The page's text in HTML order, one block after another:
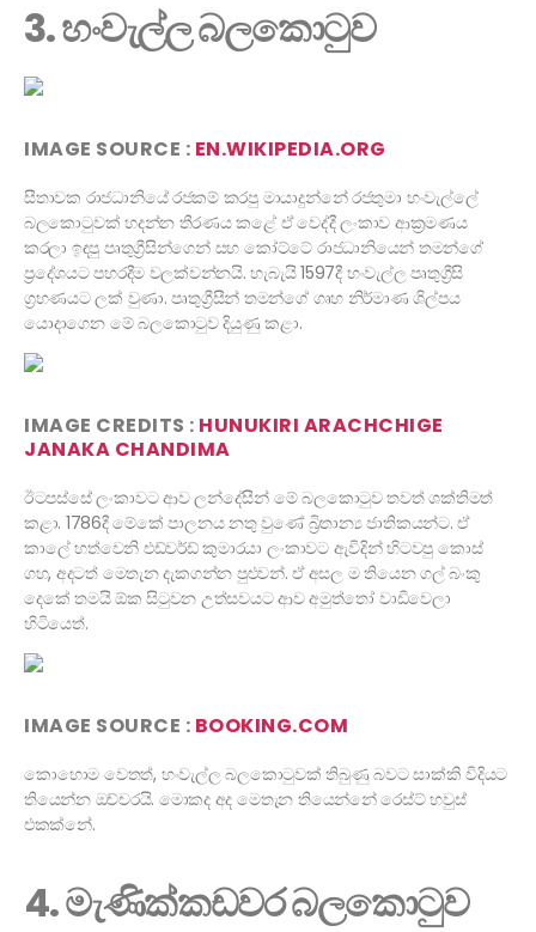
3. හංවැල්ල බලකොටුව
IMAGE SOURCE : EN.WIKIPEDIA.ORG
සීතාවක රාජධානියේ රජකම් කරපු මායාදුන්නේ රජතුමා හංවැල්ලේ
බලකොටුවක් හදන්න තීරණය කළේ ඒ වෙද්දී ලංකාව ආක්‍රමණය
කරලා ඉඳපු පෘතුග්‍රීසින්ගෙන් සහ කෝට්ටේ රාජධානියෙන් තමන්ගේ
ප්‍රදේශයට පහරදීම වලක්වන්නයි. හැබැයි 1597දී හංවැල්ල පෘතුග්‍රීසි
ග්‍රහණයට ලක් වුණා. පෘතුග්‍රීසීන් තමන්ගේ ගෘහ නිර්මාණ ශිල්පය
යොදාගෙන මේ බලකොටුව දියුණු කළා.
IMAGE CREDITS : HUNUKIRI ARACHCHIGE
JANAKA CHANDIMA
ඊටපස්සේ ලංකාවට ආව ලන්දේසීන් මේ බලකොටුව තවත් ශක්තිමත්
කළා. 1786දී මේකේ පාලනය නතු වුණේ බ්‍රිතාන්‍ය ජාතිකයන්ට. ඒ
කාලේ හත්වෙනි එඩ්වර්ඩ් කුමාරයා ලංකාවට ඇවිදින් හිටවපු කොස්
ගහ, අදටත් මෙතැන දැකගන්න පුළුවන්. ඒ අසල ම තියෙන ගල් බංකු
දෙකේ තමයි ඕක සිටුවන උත්සවයට ආව අමුත්තෝ වාඩිවෙලා
හිටියෙත්.
IMAGE SOURCE : BOOKING.COM
කොහොම වෙතත්, හංවැල්ල බලකොටුවක් තිබුණු බවට සාක්කි විදියට
තියෙන්න ඔච්චරයි. මොකද අද මෙතැන තියෙන්නේ රෙස්ට් හවුස්
එකක්නේ.
4. මැණික්කඩවර බලකොටුව